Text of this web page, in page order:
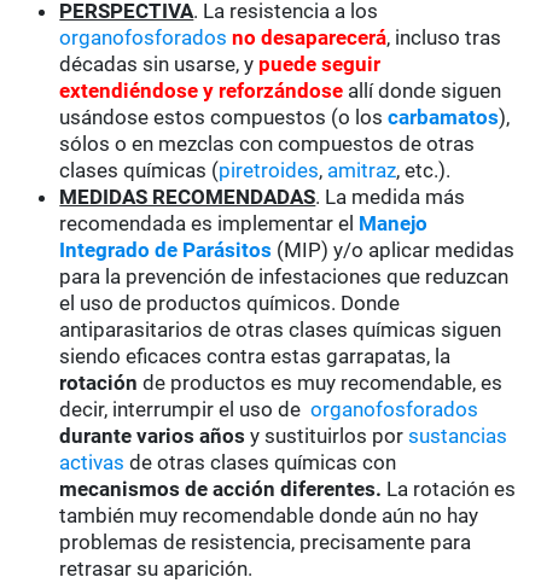
PERSPECTIVA. La resistencia a los
organofosforados no desaparecerá, incluso tras
décadas sin usarse, y puede seguir
extendiéndose y reforzándose allí donde siguen
usándose estos compuestos (o loscarbamatos),
sólos o en mezclas con compuestos de otras
clases químicas (piretroides, amitraz, etc.).
MEDIDAS RECOMENDADAS. La medida más
recomendada es implementar el Manejo
Integrado de Parásitos (MIP) y/o aplicar medidas
para la prevención de infestaciones que reduzcan
el uso de productos químicos. Donde
antiparasitarios de otras clases químicas siguen
siendo eficaces contra estas garrapatas, la
rotación de productos es muy recomendable, es
decir, interrumpir el uso deorganofosforados
durante varios años y sustituirlos porsustancias
activas de otras clases químicas con
mecanismos de acción diferentes. La rotación es
también muy recomendable donde aún no hay
problemas de resistencia, precisamente para
retrasar su aparición.